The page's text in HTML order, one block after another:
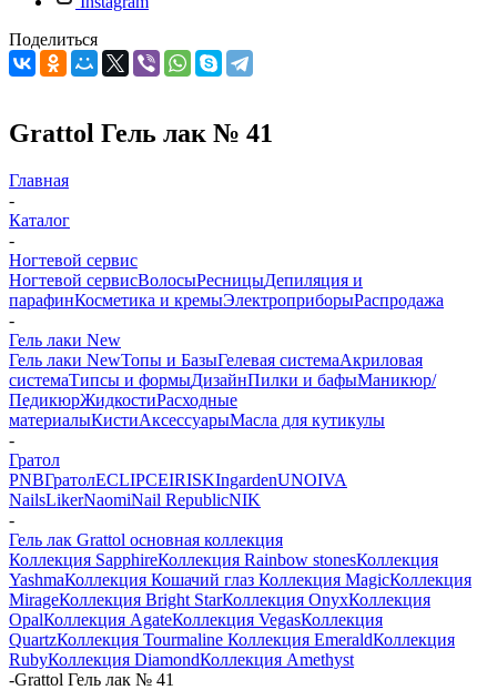
Поделиться
Grattol Гель лак № 41
Главная
-
Каталог
-
Ногтевой сервис
Ногтевой сервисВолосыРесницыДепиляция и
парафинКосметика и кремыЭлектроприборыРаспродажа
-
Гель лаки New
Гель лаки NewТопы и БазыГелевая системаАкриловая
системаТипсы и формыДизайнПилки и бафыМаникюр/
ПедикюрЖидкостиРасходные
материалыКистиАксессуарыМасла для кутикулы
-
Гратол
PNBГратолECLIPCEIRISKIngardenUNOIVA
NailsLikerNaomiNail RepublicNIK
-
Гель лак Grattol основная коллекция
Коллекция SapphireКоллекция Rainbow stonesКоллекция
YashmaКоллекция Кошачий глаз Коллекция MagicКоллекция
MirageКоллекция Bright StarКоллекция OnyxКоллекция
OpalКоллекция AgateКоллекция VegasКоллекция
QuartzКоллекция Tourmaline Коллекция EmeraldКоллекция
RubyКоллекция DiamondКоллекция Amethyst
-Grattol Гель лак № 41